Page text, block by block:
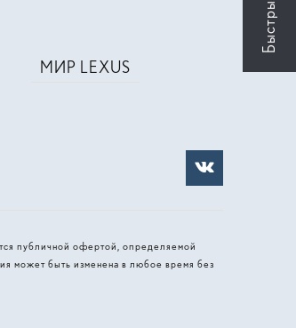
МИР LEXUS
публичной офертой, определяемой
может быть изменена в любое время без